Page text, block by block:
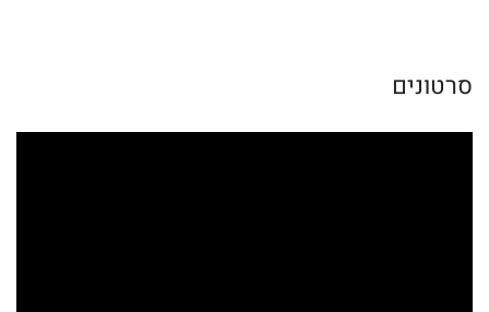
סרטונים